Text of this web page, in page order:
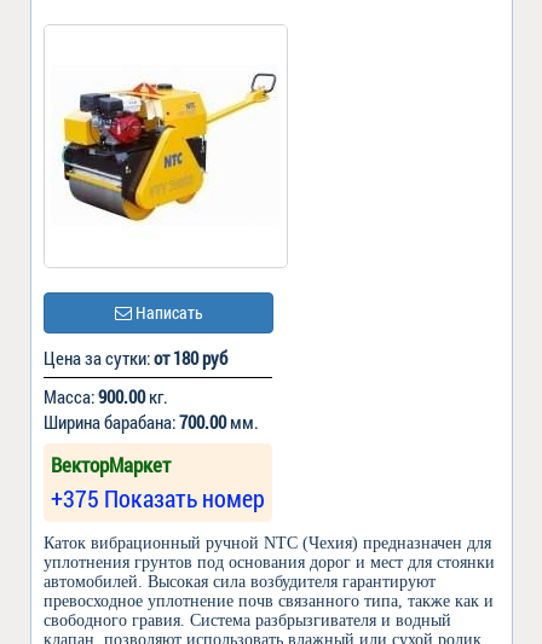
Написать
Цена за сутки:от 180 руб
Масса:900.00кг.
Ширина барабана:700.00мм.
ВекторМаркет
+375 Показать номер
Каток вибрационный ручной NTC (Чехия) предназначен для
уплотнения грунтов под основания дорог и мест для стоянки
автомобилей. Высокая сила возбудителя гарантируют
превосходное уплотнение почв связанного типа, также как и
свободного гравия. Система разбрызгивателя и водный
клапан, позволяют использовать влажный или сухой ролик.